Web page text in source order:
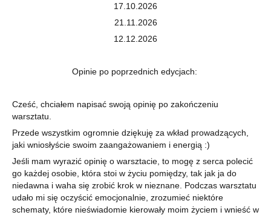
17.10.2026
21.11.2026
12.12.2026
Opinie po poprzednich edycjach:
Cześć, chciałem napisać swoją opinię po zakończeniu
warsztatu.
Przede wszystkim ogromnie dziękuję za wkład prowadzących,
jaki wniosłyście swoim zaangażowaniem i energią :)
Jeśli mam wyrazić opinię o warsztacie, to mogę z serca polecić
go każdej osobie, która stoi w życiu pomiędzy, tak jak ja do
niedawna i waha się zrobić krok w nieznane. Podczas warsztatu
udało mi się oczyścić emocjonalnie, zrozumieć niektóre
schematy, które nieświadomie kierowały moim życiem i wnieść w